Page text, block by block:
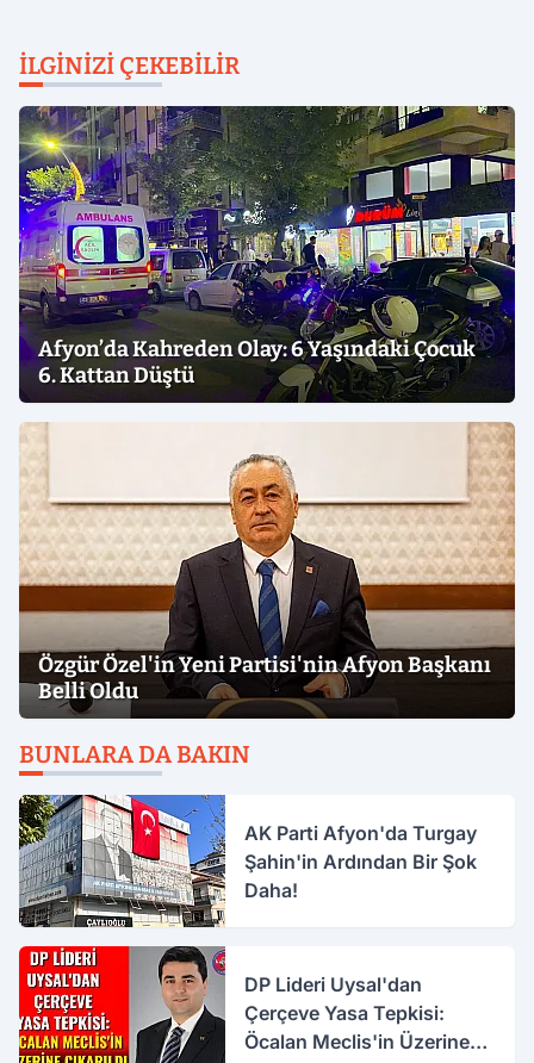
İLGINIZI ÇEKEBILIR
Afyon’da Kahreden Olay: 6 Yaşındaki Çocuk
6. Kattan Düştü
Özgür Özel'in Yeni Partisi'nin Afyon Başkanı
Belli Oldu
BUNLARA DA BAKIN
AK Parti Afyon'da Turgay
Şahin'in Ardından Bir Şok
Daha!
DP Lideri Uysal'dan
Çerçeve Yasa Tepkisi:
Öcalan Meclis'in Üzerine